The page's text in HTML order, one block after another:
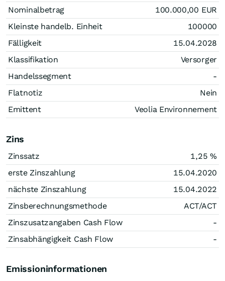
Nominalbetrag
100.000,00 EUR
Kleinste handelb. Einheit
100000
Fälligkeit
15.04.2028
Klassifikation
Versorger
Handelssegment
-
Flatnotiz
Nein
Emittent
Veolia Environnement
Zins
Zinssatz 1,25 %
erste Zinszahlung
15.04.2020
nächste Zinszahlung
15.04.2022
Zinsberechnungsmethode
ACT/ACT
Zinszusatzangaben Cash Flow
-
Zinsabhängigkeit Cash Flow
-
Emissioninformationen